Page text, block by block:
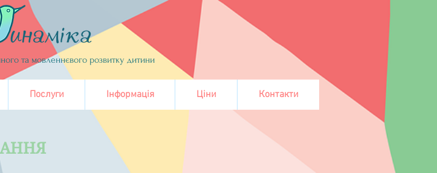
та мовленнєвого розвитку дитини
Послуги Інформація Ціни Контакти